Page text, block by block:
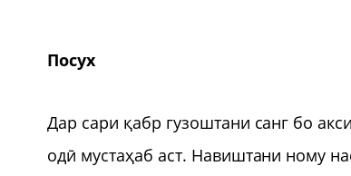
Посух
Дар сари қабр гузоштани санг бо
одӣ мустаҳаб аст. Навиштани ному